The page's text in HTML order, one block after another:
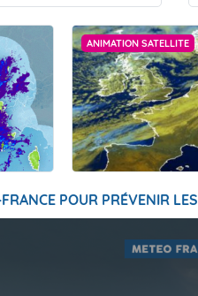
ANIMATION SATELLITE
POUR PRÉVENIR